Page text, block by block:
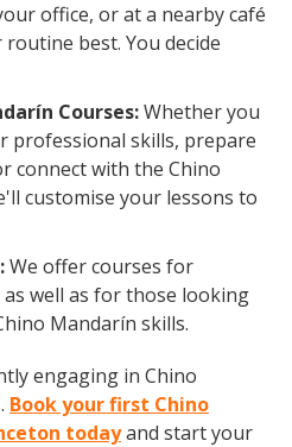
office, or at a nearby café
best. You decide
Courses:Whether you
professional skills, prepare
connect with the Chino
customise your lessons to
We offer courses for
well as for those looking
Mandarín skills.
engaging in Chino
Book your first Chino
todayand start your